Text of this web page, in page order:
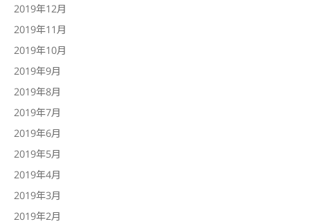
2019年12月
2019年11月
2019年10月
2019年9月
2019年8月
2019年7月
2019年6月
2019年5月
2019年4月
2019年3月
2019年2月